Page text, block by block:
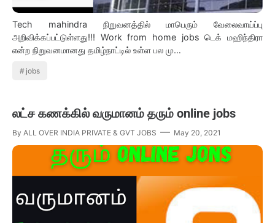
Tech mahindra நிறுவனத்தில் மாபெரும் வேலைவாய்ப்பு
அறிவிக்கப்பட்டுள்ளது!!! Work from home jobs டெக் மஹிந்திரா
என்ற நிறுவனமானது தமிழ்நாட்டில் உள்ள பல மு…
jobs
லட்ச கணக்கில் வருமானம் தரும் online jobs
By ALL OVER INDIA PRIVATE & GVT JOBS May 20, 2021